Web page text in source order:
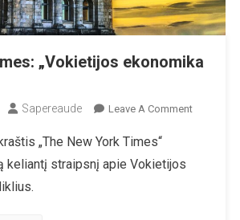
„Vokietijos ekonomika
Sapereaude Leave A CommentOn
„The New York Times“
keliantį straipsnį apie Vokietijos